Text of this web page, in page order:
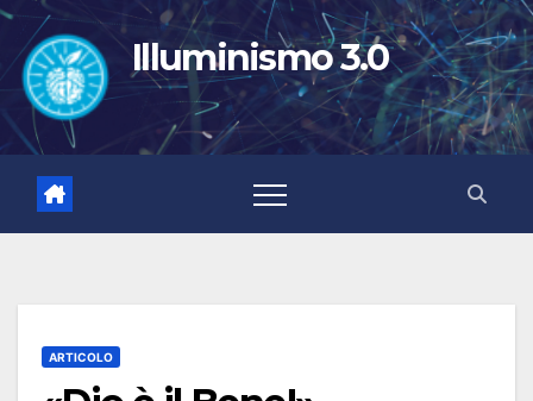
Salta
contenuto
Illuminismo 3.0
ARTICOLO